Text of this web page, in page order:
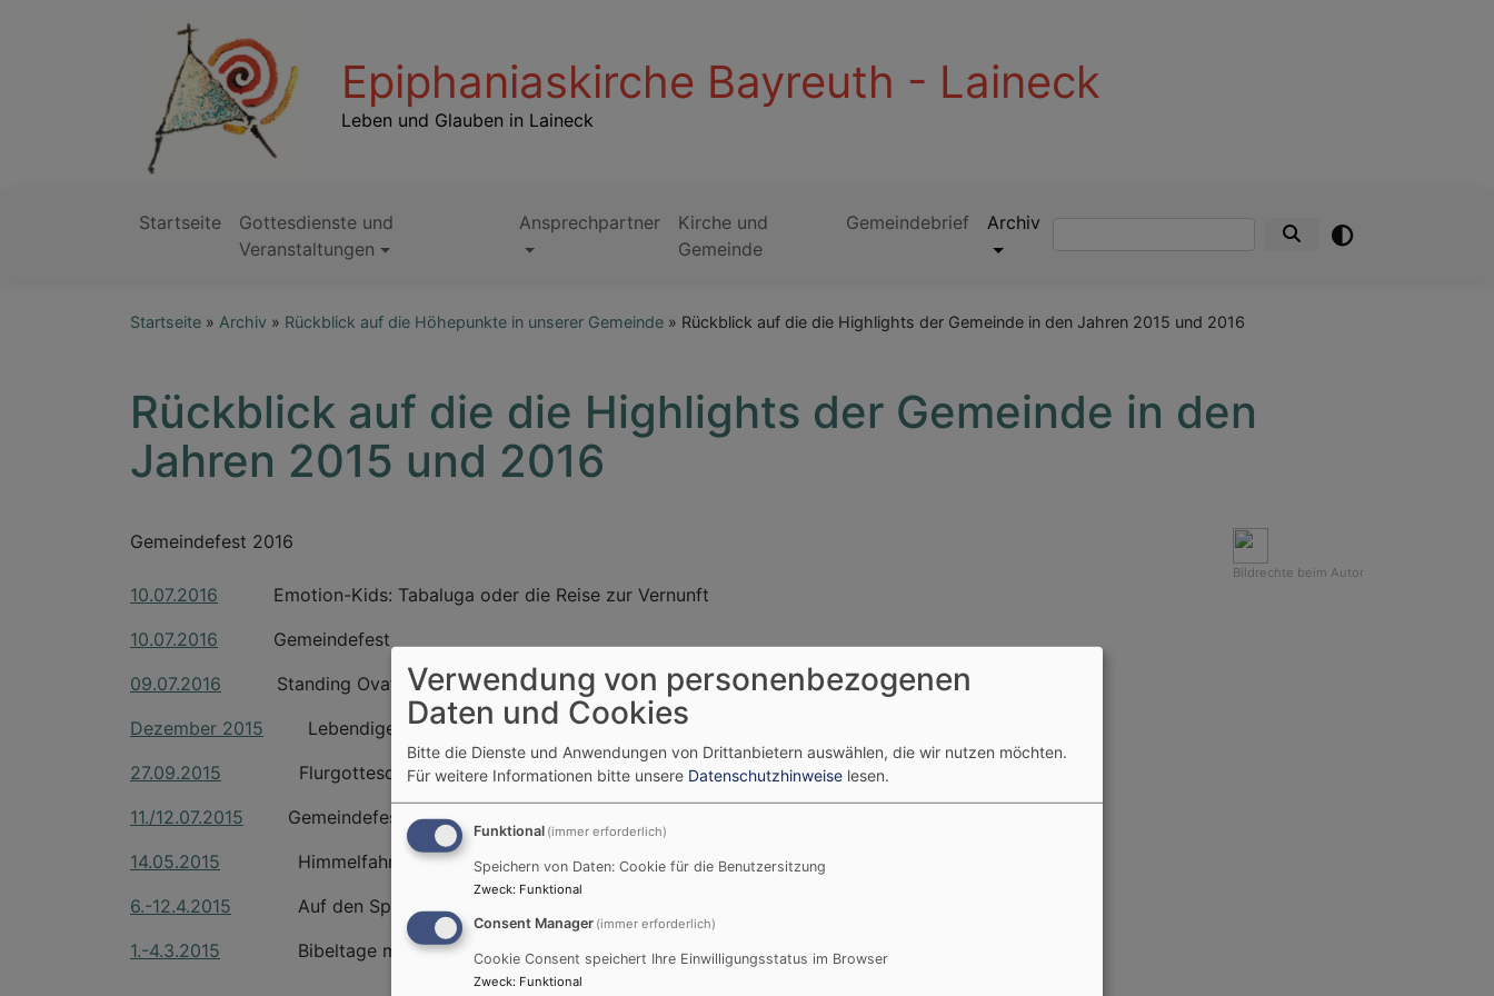
Epiphaniaskirche Bayreuth - Laineck
Leben und Glauben in Laineck
Hauptnavigation
Startseite
Gottesdienste und
Veranstaltungen
Ansprechpartner
Kirche und
Gemeinde
Gemeindebrief ArchivSuche
Startseite Archiv Rückblick auf die Höhepunkte in unserer Gemeinde Rückblick auf die die Highlights der Gemeinde in den Jahren 2015 und 2016
Rückblick auf die die Highlights der Gemeinde in den
Jahren 2015 und 2016
Bildrechte beim Autor
Gemeindefest 2016
10.07.2016 Emotion-Kids: Tabaluga oder die Reise zur Vernunft
10.07.2016 Gemeindefest
09.07.2016 Standing Ovations für "Emotion"
Dezember 2015 Lebendiger Adventskalender
27.09.2015 Flurgottesdienst Höflas
11./12.07.2015 Gemeindefest
14.05.2015 Himmelfahrt Friedrichsthal
6.-12.4.2015 Auf den Spuren des Apostels Paulus II (Kappadokien)
1.-4.3.2015 Bibeltage mit Heinz Bogner
Verwendung von personenbezogenen
Daten und Cookies
Bitte die Dienste und Anwendungen von Drittanbietern auswählen, die wir nutzen möchten.
Für weitere Informationen bitte unsere Datenschutzhinweise lesen.
Funktional (immer erforderlich)
Speichern von Daten: Cookie für die Benutzersitzung
Zweck: Funktional
Consent Manager (immer erforderlich)
Cookie Consent speichert Ihre Einwilligungsstatus im Browser
Zweck: Funktional